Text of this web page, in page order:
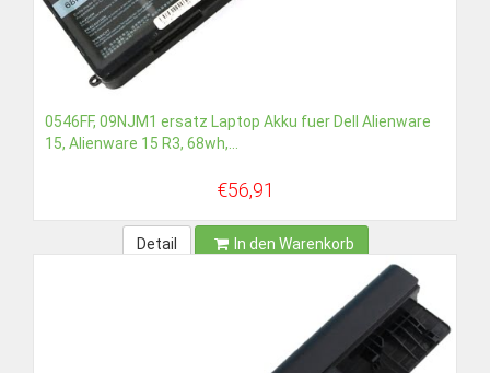
0546FF, 09NJM1 ersatz Laptop Akku fuer Dell Alienware
15, Alienware 15 R3, 68wh,...
€56,91
Detail In den Warenkorb